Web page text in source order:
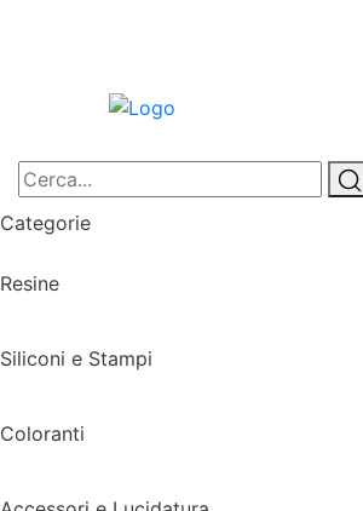
Categorie
Resine
Siliconi e Stampi
Coloranti